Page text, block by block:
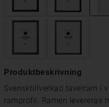
Produktbeskrivning
Svensktillverkad tavelram i
ramprofil. Ramen levereras